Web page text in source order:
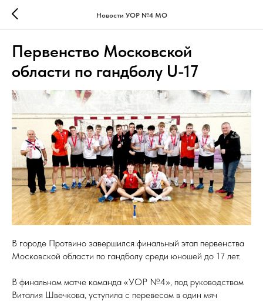
Новости УОР №4 МО
Первенство Московской
области по гандболу U-17
В городе Протвино завершился финальный этап первенства
Московской области по гандболу среди юношей до 17 лет.
В финальном матче команда «УОР №4», под руководством
Виталия Швечкова, уступила с перевесом в один мяч